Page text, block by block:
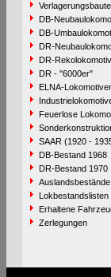
DB-
DB-
DR-
DR-
DR - "6000er"
ELNA-
Feuerlose
SAAR (1920 -
DB-Bestand 1968
DR-Bestand 1970
Auslandsbestände
Lokbestandslisten
Erhaltene
Zerlegungen